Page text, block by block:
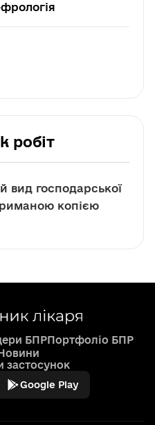
робіт
вид господарської
копією
БПРПортфоліо БПР
застосунок
Google Play